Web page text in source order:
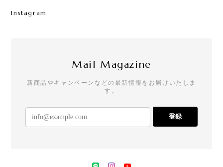
Instagram
Mail Magazine
新商品やキャンペーンなどの最新情報をお届けいたしま
す。
登録